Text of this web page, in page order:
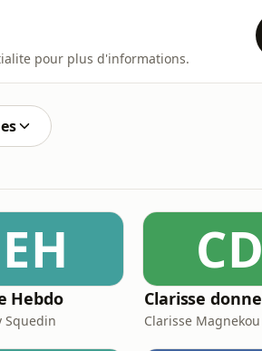
pour plus d'informations.
EH
Hebdo
Squedin
CD
Clarisse Magnekou